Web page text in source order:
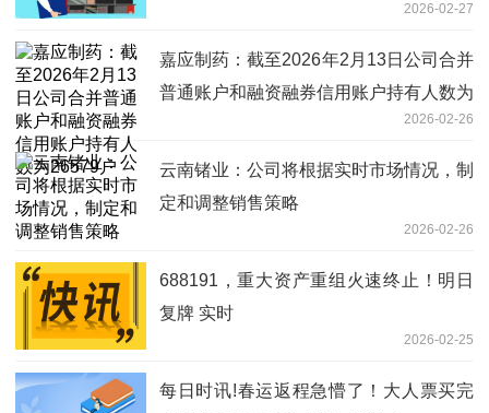
2026-02-27
嘉应制药：截至2026年2月13日公司合并
普通账户和融资融券信用账户持有人数为
2026-02-26
云南锗业：公司将根据实时市场情况，制
定和调整销售策略
2026-02-26
688191，重大资产重组火速终止！明日
复牌 实时
2026-02-25
每日时讯!春运返程急懵了！大人票买完